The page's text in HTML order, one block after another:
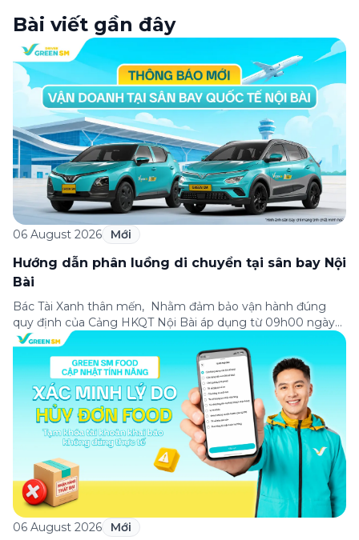
Bài viết gần đây
06 August 2026 Mới
Hướng dẫn phân luồng di chuyển tại sân bay Nội
Bài
Bác Tài Xanh thân mến, Nhằm đảm bảo vận hành đúng
quy định của Cảng HKQT Nội Bài áp dụng từ 09h00 ngày
05/08/2026, Green SM gửi tới Bác Tài Xanh hướng dẫn
phân luồng di chuyển quan trọng như sau: ✈️ NHÀ GA T2
(QUỐC TẾ) ✅ ĐÓN KHÁCH – Hành khách sử dụng ứng
dụng […]
06 August 2026 Mới